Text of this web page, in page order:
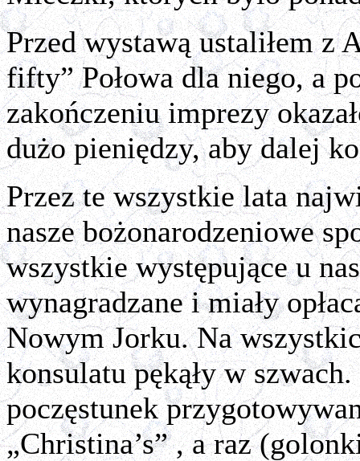
Przed wystawą ustaliłem z
fifty” Połowa dla niego, a
zakończeniu imprezy
dużo pieniędzy, aby dalej
Przez te wszystkie lata
nasze bożonarodzeniowe
wszystkie występujące u
wynagradzane i miały
Nowym Jorku. Na
konsulatu pękąły w
poczęstunek
„Christina’s” , a raz